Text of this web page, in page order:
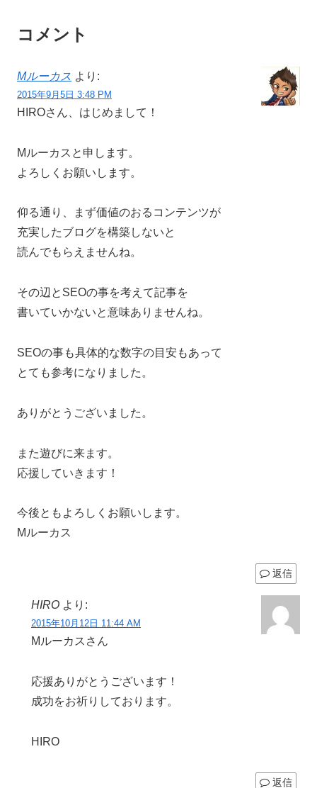
コメント
Mルーカス より:
2015年9月5日 3:48 PM
HIROさん、はじめまして！
Mルーカスと申します。
よろしくお願いします。
仰る通り、まず価値のおるコンテンツが
充実したブログを構築しないと
読んでもらえませんね。
その辺とSEOの事を考えて記事を
書いていかないと意味ありませんね。
SEOの事も具体的な数字の目安もあって
とても参考になりました。
ありがとうございました。
また遊びに来ます。
応援していきます！
今後ともよろしくお願いします。
Mルーカス
返信
HIRO より:
2015年10月12日 11:44 AM
Mルーカスさん
応援ありがとうございます！
成功をお祈りしております。
HIRO
返信